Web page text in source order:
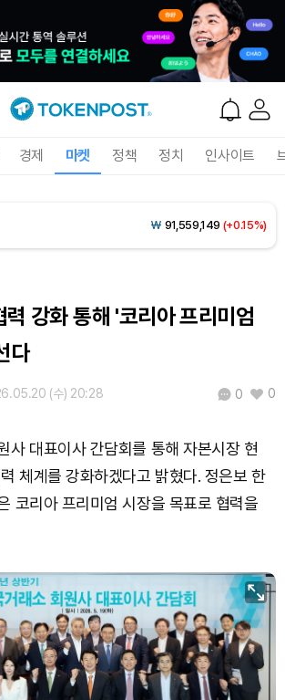
경제 마켓 정책 정치 인사이트
₩ 107,845(+3.82%)
₩ 91,559,149 (+0.15%)
강화 통해 '코리아 프리미엄
다
(수) 20:28 0 0
사 대표이사 간담회를 통해 자본시장 현
체계를 강화하겠다고 밝혔다. 정은보 한
코리아 프리미엄 시장을 목표로 협력을